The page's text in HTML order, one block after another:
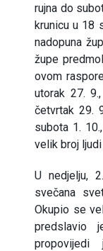
rujna do
krunicu u 18
nadopuna
župe
ovom
utorak 27.
četvrtak 29.
subota 1.
velik broj
U nedjelju,
svečana
Okupio se
predslavio